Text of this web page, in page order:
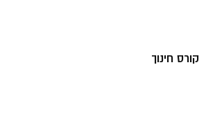
קורס חינוך